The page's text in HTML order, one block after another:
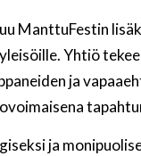
ManttuFestin
Yhtiö
ja
ja